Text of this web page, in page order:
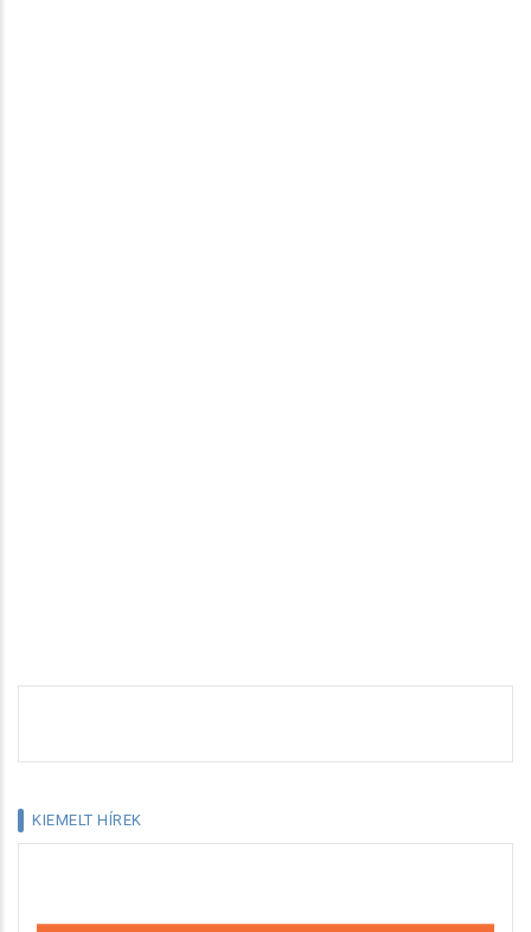
KIEMELT HÍREK